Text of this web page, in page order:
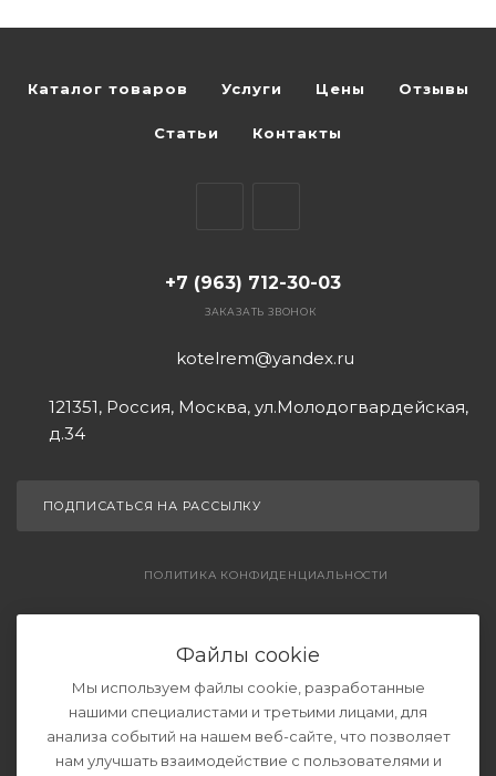
Каталог товаров Услуги Цены Отзывы
Статьи Контакты
+7 (963) 712-30-03
ЗАКАЗАТЬ ЗВОНОК
kotelrem@yandex.ru
121351, Россия, Москва, ул.Молодогвардейская,
д.34
ПОДПИСАТЬСЯ НА РАССЫЛКУ
ПОЛИТИКА КОНФИДЕНЦИАЛЬНОСТИ
Файлы cookie
Мы используем файлы cookie, разработанные
нашими специалистами и третьими лицами, для
анализа событий на нашем веб-сайте, что позволяет
нам улучшать взаимодействие с пользователями и